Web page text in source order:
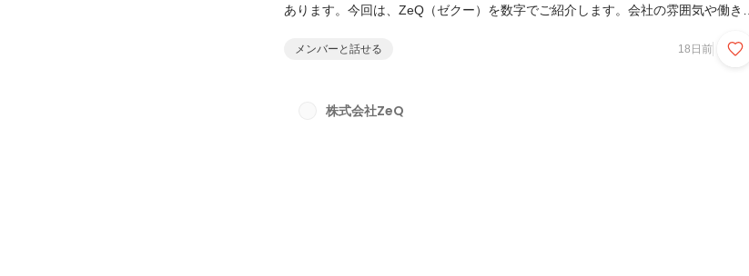
あります。今回は、ZeQ（ゼクー）を数字でご紹介します。会社の雰囲気や働き方
は32歳。20代〜30代前半のメンバーが中心で、「年齢よりも意見」が尊重される
する姿勢を評価する会社です。２．前期売上設立以来、売上は右肩上がり。2024
メンバーと話せる 18日前
株式会社ZeQ